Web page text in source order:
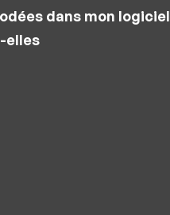
dans mon logiciel
elles